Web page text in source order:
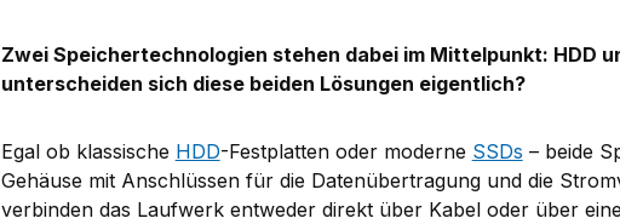
Zwei Speichertechnologien stehen dabei im Mittelpunkt: HDD
unterscheiden sich diese beiden Lösungen eigentlich?
Egal ob klassische HDD-Festplatten oder moderne SSDs – beide
Gehäuse mit Anschlüssen für die Datenübertragung und die
verbinden das Laufwerk entweder direkt über Kabel oder über eine